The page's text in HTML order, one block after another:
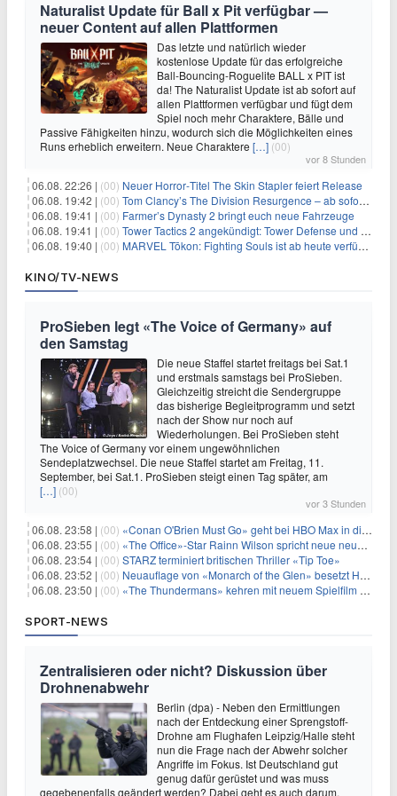
Naturalist Update für Ball x Pit verfügbar —
neuer Content auf allen Plattformen
Das letzte und natürlich wieder
kostenlose Update für das erfolgreiche
Ball-Bouncing-Roguelite BALL x PIT ist
da! The Naturalist Update ist ab sofort auf
allen Plattformen verfügbar und fügt dem
Spiel noch mehr Charaktere, Bälle und
Passive Fähigkeiten hinzu, wodurch sich die Möglichkeiten eines
Runs erheblich erweitern. Neue Charaktere […] (00)
vor 8 Stunden
06.08. 22:26 | (00) Neuer Horror‑Titel The Skin Stapler feiert Release
06.08. 19:42 | (00) Tom Clancy’s The Division Resurgence – ab sofort für euch verfügbar
06.08. 19:41 | (00) Farmer’s Dynasty 2 bringt euch neue Fahrzeuge
06.08. 19:41 | (00) Tower Tactics 2 angekündigt: Tower Defense und Deckbuilding Kombo kehrt zurück
06.08. 19:40 | (00) MARVEL Tōkon: Fighting Souls ist ab heute verfügbar
KINO/TV-NEWS
ProSieben legt «The Voice of Germany» auf
den Samstag
Die neue Staffel startet freitags bei Sat.1
und erstmals samstags bei ProSieben.
Gleichzeitig streicht die Sendergruppe
das bisherige Begleitprogramm und setzt
nach der Show nur noch auf
Wiederholungen. Bei ProSieben steht
The Voice of Germany vor einem ungewöhnlichen
Sendeplatzwechsel. Die neue Staffel startet am Freitag, 11.
September, bei Sat.1. ProSieben steigt einen Tag später, am
[…] (00)
vor 3 Stunden
06.08. 23:58 | (00) «Conan O'Brien Must Go» geht bei HBO Max in die dritte Runde
06.08. 23:55 | (00) «The Office»-Star Rainn Wilson spricht neue neuseeländische Serie «Settling»
06.08. 23:54 | (00) STARZ terminiert britischen Thriller «Tip Toe»
06.08. 23:52 | (00) Neuauflage von «Monarch of the Glen» besetzt Hauptrollen
06.08. 23:50 | (00) «The Thundermans» kehren mit neuem Spielfilm zurück
SPORT-NEWS
Zentralisieren oder nicht? Diskussion über
Drohnenabwehr
Berlin (dpa) - Neben den Ermittlungen
nach der Entdeckung einer Sprengstoff-
Drohne am Flughafen Leipzig/Halle steht
nun die Frage nach der Abwehr solcher
Angriffe im Fokus. Ist Deutschland gut
genug dafür gerüstet und was muss
gegebenenfalls geändert werden? Dabei geht es auch darum,